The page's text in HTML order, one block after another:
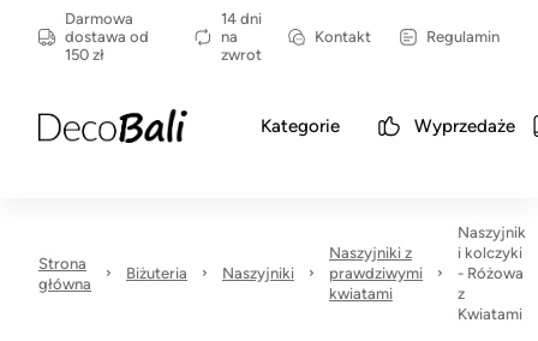
Darmowa
dostawa od
150 zł
14 dni
na
zwrot
Kontakt Regulamin
Kategorie Wyprzedaże
Strona
główna
Biżuteria Naszyjniki
Naszyjniki z
prawdziwymi
kwiatami
Naszyjnik
i kolczyki
- Różowa
z
Kwiatami